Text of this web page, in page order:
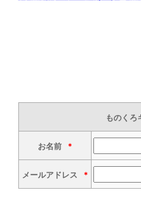
ものくろ
お名前 *
メールアドレス *